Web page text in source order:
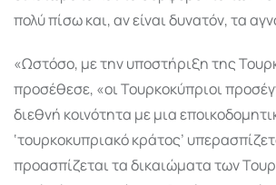
πολύ πίσω και, αν είναι δυνατόν, τα
«Ωστόσο, με την υποστήριξη της
προσέθεσε, «οι Τουρκοκύπριοι
διεθνή κοινότητα με μια
‘τουρκοκυπριακό κράτος’
προασπίζεται τα δικαιώματα των